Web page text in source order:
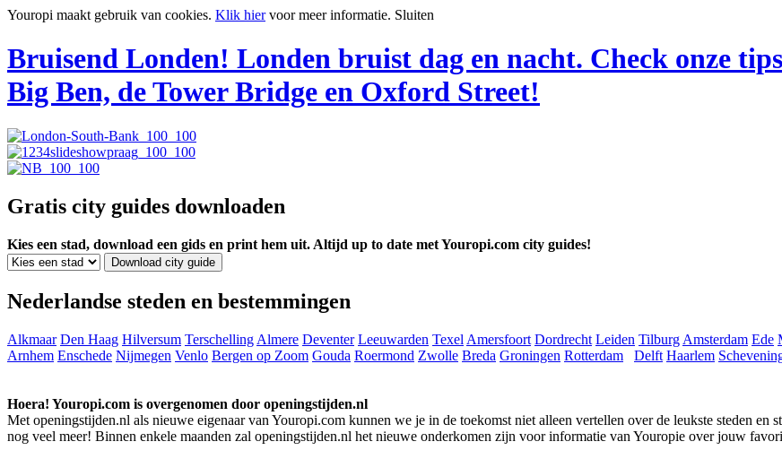
Youropi maakt gebruik van cookies. Klik hiervoor meer informatie. Sluiten
Bruisend Londen! Londen bruist dag en nacht. Check onze
Big Ben, de Tower Bridge en Oxford Street!
Gratis city guides downloaden
Kies een stad, download een gids en print hem uit. Altijd up to date met Youropi.com city guides!
Nederlandse steden en bestemmingen
Alkmaar Den Haag Hilversum Terschelling Almere Deventer Leeuwarden Texel Amersfoort Dordrecht Leiden Tilburg Amsterdam Ede
Arnhem Enschede Nijmegen Venlo Bergen op Zoom Gouda Roermond Zwolle Breda Groningen Rotterdam Delft Haarlem
Hoera! Youropi.com is overgenomen door openingstijden.nl
Met openingstijden.nl als nieuwe eigenaar van Youropi.com kunnen we je in de toekomst niet alleen vertellen over de leukste steden en
nog veel meer! Binnen enkele maanden zal openingstijden.nl het nieuwe onderkomen zijn voor informatie van Youropie over jouw